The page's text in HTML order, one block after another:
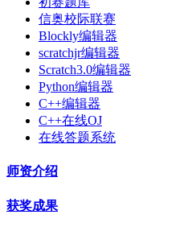
信奥校际联赛
Blockly编辑器
scratchjr编辑器
Scratch3.0编辑器
Python编辑器
C++编辑器
C++在线OJ
在线答题系统
师资介绍
获奖成果